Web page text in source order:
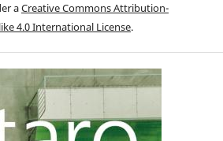
aCreative Commons Attribution-
4.0 International License.